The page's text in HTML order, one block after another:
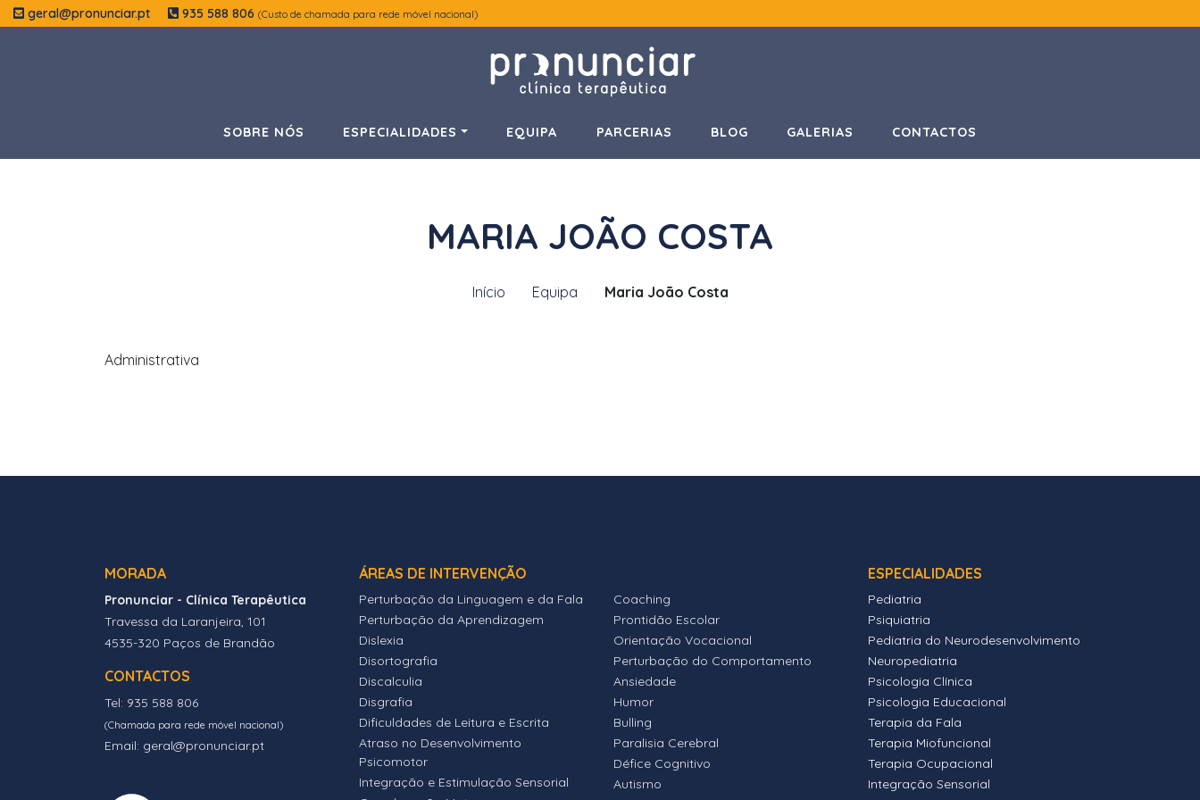
geral@pronunciar.pt 935 588 806 (Custo de chamada para rede móvel nacional)
SOBRE NÓS ESPECIALIDADES EQUIPA PARCERIAS BLOG GALERIAS CONTACTOS
MARIA JOÃO COSTA
Início Equipa Maria João Costa
Administrativa
MORADA
Pronunciar - Clínica Terapêutica
Travessa da Laranjeira, 101
4535-320 Paços de Brandão
CONTACTOS
Tel: 935 588 806
(Chamada para rede móvel nacional)
Email: geral@pronunciar.pt
ÁREAS DE INTERVENÇÃO
Perturbação da Linguagem e da Fala
Perturbação da Aprendizagem
Dislexia
Disortografia
Discalculia
Disgrafia
Dificuldades de Leitura e Escrita
Atraso no Desenvolvimento
Psicomotor
Integração e Estimulação Sensorial
Coaching
Prontidão Escolar
Orientação Vocacional
Perturbação do Comportamento
Ansiedade
Humor
Bulling
Paralisia Cerebral
Défice Cognitivo
Autismo
ESPECIALIDADES
Pediatria
Psiquiatria
Pediatria do Neurodesenvolvimento
Neuropediatria
Psicologia Clínica
Psicologia Educacional
Terapia da Fala
Terapia Miofuncional
Terapia Ocupacional
Integração Sensorial